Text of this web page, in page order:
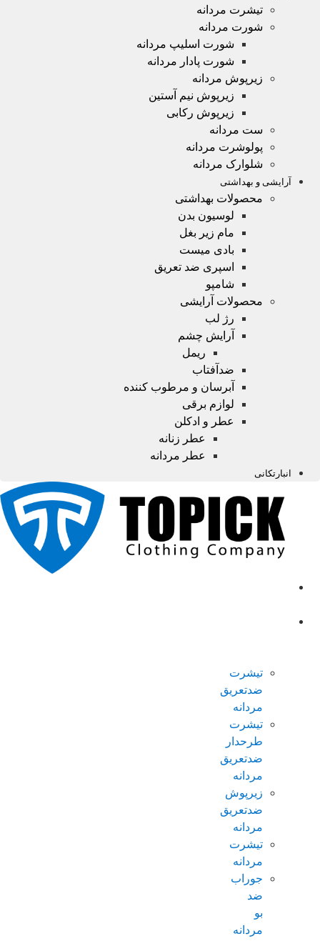
تیشرت مردانه
شورت مردانه
شورت اسلیپ مردانه
شورت پادار مردانه
زیرپوش مردانه
زیرپوش نیم آستین
زیرپوش رکابی
ست مردانه
پولوشرت مردانه
شلوارک مردانه
آرایشی و بهداشتی
محصولات بهداشتی
لوسیون بدن
مام زیر بغل
بادی میست
اسپری ضد تعریق
شامپو
محصولات آرایشی
رژ لب
آرایش چشم
ریمل
ضدآفتاب
آبرسان و مرطوب کننده
لوازم برقی
عطر و ادکلن
عطر زنانه
عطر مردانه
انبارتکانی
تیشرت
ضدتعریق
مردانه
تیشرت
طرحدار
ضدتعریق
مردانه
زیرپوش
ضدتعریق
مردانه
تیشرت
مردانه
جوراب
ضد
بو
مردانه